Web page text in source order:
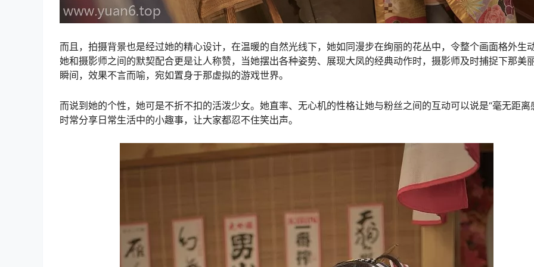
而且，拍摄背景也是经过她的精心设计，在温暖的自然光线下，她如同漫步在绚丽的花丛中，令整个画面格外生动
她和摄影师之间的默契配合更是让人称赞，当她摆出各种姿势、展现大凤的经典动作时，摄影师及时捕捉下那美
瞬间，效果不言而喻，宛如置身于那虚拟的游戏世界。
而说到她的个性，她可是不折不扣的活泼少女。她直率、无心机的性格让她与粉丝之间的互动可以说是“毫无距离
时常分享日常生活中的小趣事，让大家都忍不住笑出声。